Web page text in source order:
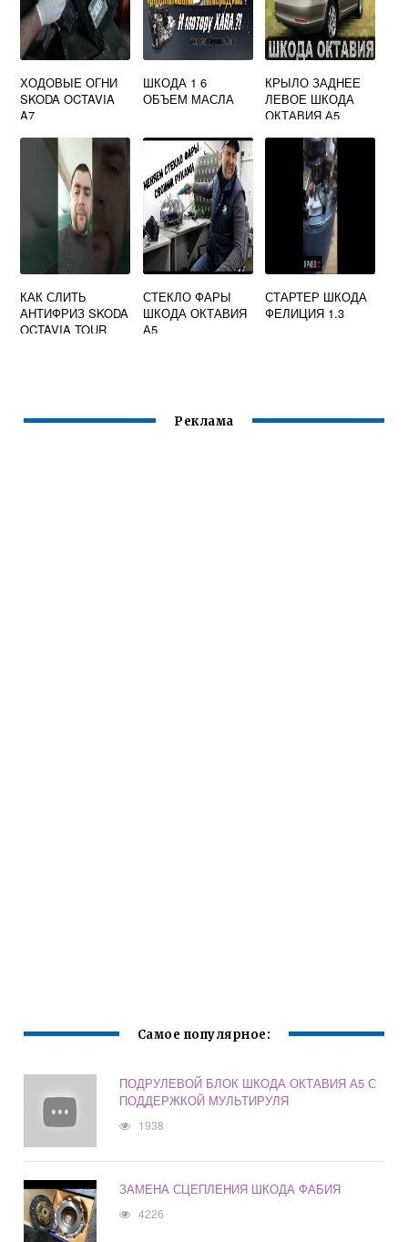
ХОДОВЫЕ ОГНИ
SKODA OCTAVIA
A7
ШКОДА 1 6
ОБЪЕМ МАСЛА
КРЫЛО ЗАДНЕЕ
ЛЕВОЕ ШКОДА
ОКТАВИЯ А5
КАК СЛИТЬ
АНТИФРИЗ SKODA
OCTAVIA TOUR
СТЕКЛО ФАРЫ
ШКОДА ОКТАВИЯ
А5
СТАРТЕР ШКОДА
ФЕЛИЦИЯ 1.3
Реклама
Самое популярное:
ПОДРУЛЕВОЙ БЛОК ШКОДА ОКТАВИЯ А5 С
ПОДДЕРЖКОЙ МУЛЬТИРУЛЯ
1938
ЗАМЕНА СЦЕПЛЕНИЯ ШКОДА ФАБИЯ
4226